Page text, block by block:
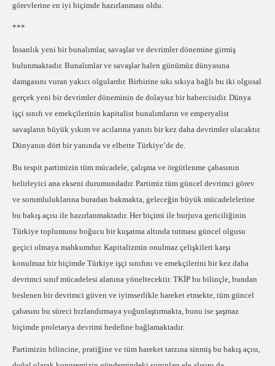
görevlerine en iyi biçimde hazırlanması oldu.
***
İnsanlık yeni bir bunalımlar, savaşlar ve devrimler dönemine girmiş
bulunmaktadır. Bunalımlar ve savaşlar halen günümüz dünyasına
damgasını vuran yakıcı olgulardır. Birbirine sıkı sıkıya bağlı bu iki olgusal
gerçek yeni bir devrimler döneminin de dolaysız bir habercisidir. Dünya
işçi sınıfı ve emekçilerinin kapitalist bunalımların ve emperyalist
savaşların büyük yıkım ve acılarına yanıtı bir kez daha devrimler olacaktır.
Dünyanın dört bir yanında ve elbette Türkiye’de de.
Bu tespit partimizin tüm mücadele, çalışma ve örgütlenme çabasının
belirleyici ana ekseni durumundadır. Partimiz tüm güncel devrimci görev
ve sorumluluklarına buradan bakmakta, geleceğin büyük mücadelelerine
bu bakış açısı ile hazırlanmaktadır. Her biçimi ile burjuva gericiliğinin
Türkiye toplumunu boğucu bir kuşatma altında tutması güncel olgusu
geçici olmaya mahkumdur. Kapitalizmin onulmaz çelişkileri karşı
konulmaz bir biçimde Türkiye işçi sınıfını ve emekçilerini bir kez daha
devrimci sınıf mücadelesi alanına yöneltecektir. TKİP bu bilinçle, bundan
beslenen bir devrimci güven ve iyimserlikle hareket etmekte, tüm güncel
çabasını bu süreci hızlandırmaya yoğunlaştırmakta, bunu ise şaşmaz
biçimde proletarya devrimi hedefine bağlamaktadır.
Partimizin bilincine, pratiğine ve tüm hareket tarzına sinmiş bu bakış açısı,